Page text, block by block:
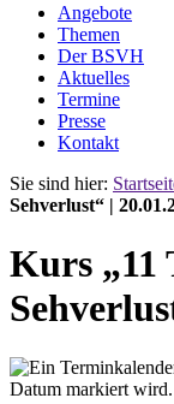
Angebote
Themen
Der BSVH
Aktuelles
Termine
Presse
Kontakt
Sie sind hier:
Sehverlust“ |
Kurs „11